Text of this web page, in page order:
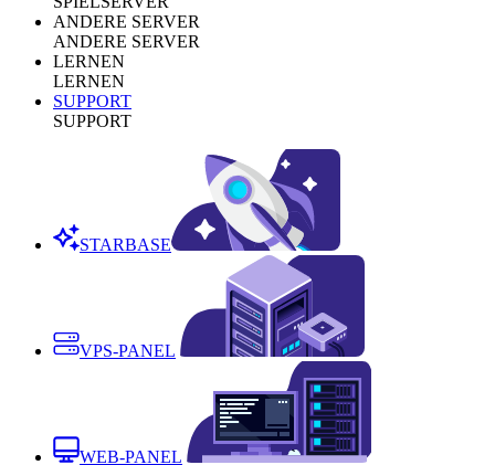
ANDERE SERVER
ANDERE SERVER
LERNEN
LERNEN
SUPPORT
SUPPORT
STARBASE
VPS-PANEL
WEB-PANEL